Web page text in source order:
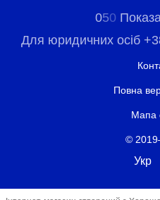
050
Для юридичних осіб
Повна
Мапа
©
Укр